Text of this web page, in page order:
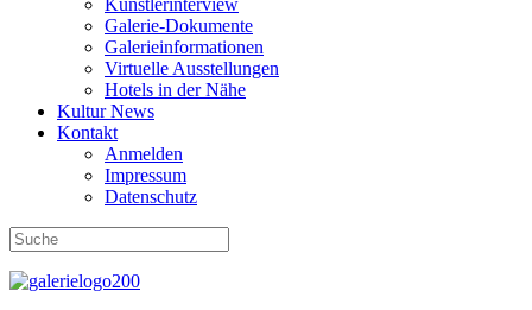
Künstlerinterview
Galerie-Dokumente
Galerieinformationen
Virtuelle Ausstellungen
Hotels in der Nähe
Kultur News
Kontakt
Anmelden
Impressum
Datenschutz